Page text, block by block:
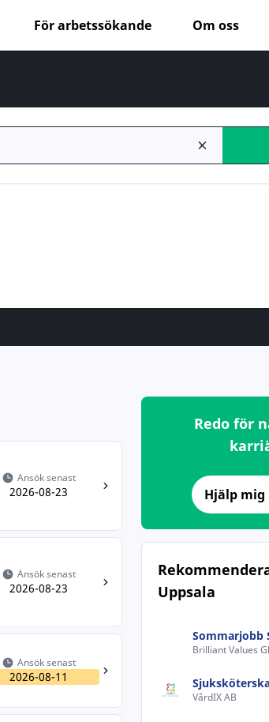
För arbetssökande Om oss
Ansök senast
2026-08-23
Ansök senast
2026-08-23
Ansök senast
2026-08-11
Redo för
Hjälp
Uppsala
Sommarjobb
Brilliant Values
VårdIX AB